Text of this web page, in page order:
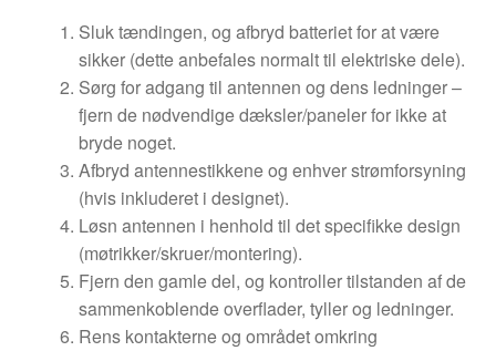
Sluk tændingen, og afbryd batteriet for at være
sikker (dette anbefales normalt til elektriske dele).
Sørg for adgang til antennen og dens ledninger –
fjern de nødvendige dæksler/paneler for ikke at
bryde noget.
Afbryd antennestikkene og enhver strømforsyning
(hvis inkluderet i designet).
Løsn antennen i henhold til det specifikke design
(møtrikker/skruer/montering).
Fjern den gamle del, og kontroller tilstanden af de
sammenkoblende overflader, tyller og ledninger.
Rens kontakterne og området omkring